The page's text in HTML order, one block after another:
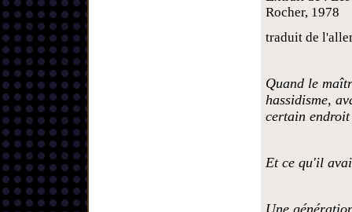
Rocher, 1978
traduit de
Quand le
hassidisme,
certain
Et ce qu'il
Une